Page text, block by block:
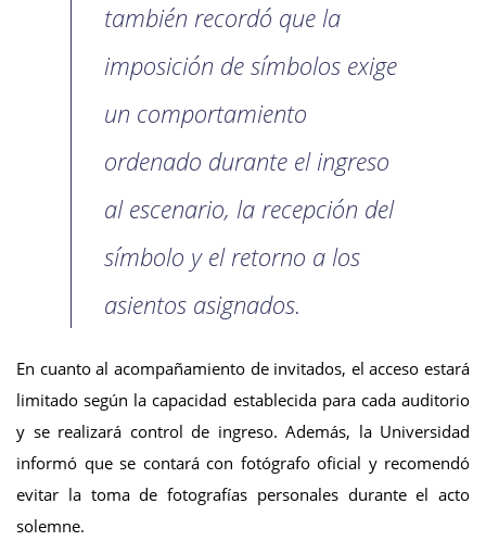
también recordó que la
imposición de símbolos exige
un comportamiento
ordenado durante el ingreso
al escenario, la recepción del
símbolo y el retorno a los
asientos asignados.
En cuanto al acompañamiento de invitados, el acceso estará
limitado según la capacidad establecida para cada auditorio
y se realizará control de ingreso. Además, la Universidad
informó que se contará con fotógrafo oficial y recomendó
evitar la toma de fotografías personales durante el acto
solemne.